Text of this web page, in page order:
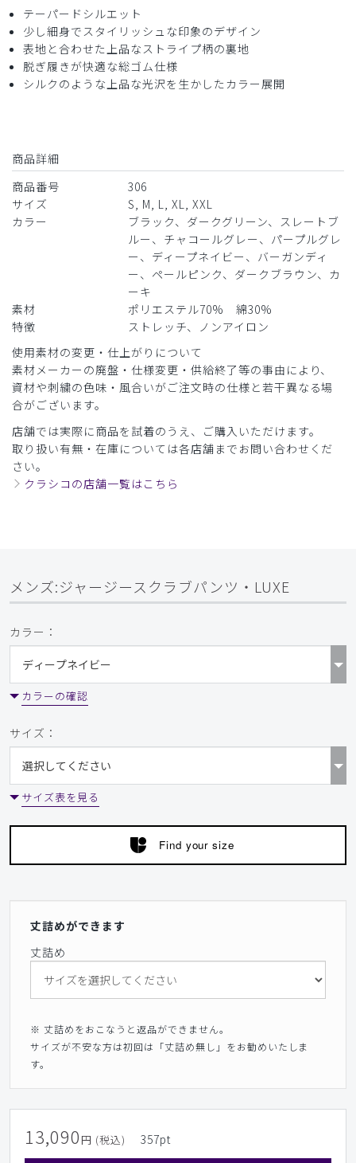
テーパードシルエット
少し細身でスタイリッシュな印象のデザイン
表地と合わせた上品なストライプ柄の裏地
脱ぎ履きが快適な総ゴム仕様
シルクのような上品な光沢を生かしたカラー展開
商品詳細
商品番号
306
サイズ
S, M, L, XL, XXL
カラー
ブラック、ダークグリーン、スレートブ
ルー、チャコールグレー、パープルグレ
ー、ディープネイビー、バーガンディ
ー、ペールピンク、ダークブラウン、カ
ーキ
素材
ポリエステル70% 綿30%
特徴
ストレッチ、ノンアイロン
使用素材の変更・仕上がりについて
素材メーカーの廃盤・仕様変更・供給終了等の事由により、
資材や刺繍の色味・風合いがご注文時の仕様と若干異なる場
合がございます。
店舗では実際に商品を試着のうえ、ご購入いただけます。
取り扱い有無・在庫については各店舗までお問い合わせくだ
さい。
クラシコの店舗一覧はこちら
メンズ:ジャージースクラブパンツ・LUXE
カラー：
カラーの確認
サイズ：
サイズ表を見る
Find your size
丈詰めができます
丈詰め
※ 丈詰めをおこなうと返品ができません。
サイズが不安な方は初回は「丈詰め無し」をお勧めいたしま
す。
13,090 円 (税込) 357pt